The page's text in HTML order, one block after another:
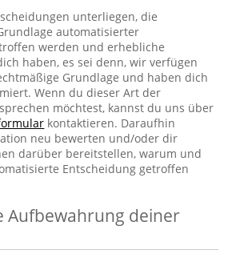
unterliegen, die
automatisierter
werden und erhebliche
haben, es sei denn, wir verfügen
Grundlage und haben dich
Wenn du dieser Art der
möchtest, kannst du uns über
kontaktieren. Daraufhin
neu bewerten und/oder dir
darüber bereitstellen, warum und
Entscheidung getroffen
Aufbewahrung deiner